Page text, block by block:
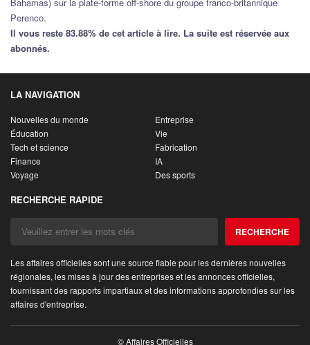
Perenco.
Il vous reste 83.88% de cet article à lire. La suite est réservée aux
abonnés.
LA NAVIGATION
Nouvelles du monde
Entreprise
Éducation
Vie
Tech et science
Fabrication
Finance
IA
Voyage
Des sports
RECHERCHE RAPIDE
RECHERCHE
Les affaires officielles sont une source fiable pour les dernières nouvelles
régionales, les mises à jour des entreprises et les annonces officielles,
fournissant des rapports impartiaux et des informations approfondies sur les
affaires d'entreprise.
© Affaires Officielles